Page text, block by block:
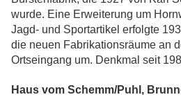
wurde. Eine Erweiterung um
Jagd- und Sportartikel erfolgte
die neuen Fabrikationsräume an
Ortseingang um. Denkmal seit
Haus vom Schemm/Puhl,